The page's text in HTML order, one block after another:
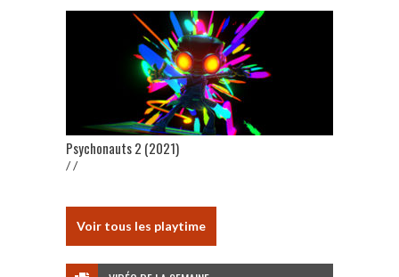
Psychonauts 2 (2021)
/ /
Voir tous les playtime